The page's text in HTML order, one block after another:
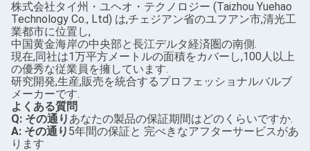
株式会社タイ州・ユヘオ・テクノロジー (Taizhou Yuehao
Technology Co., Ltd) は,チェジアン省のユフアン市,清光工
業都市に位置し,
中国黄金海岸の中央部と長江デルタ経済圏の南側.
現在,同社は1万平方メートルの面積をカバーし,100人以上
の優秀な従業員を擁しています.
研究開発,生産,販売を統合するプロフェッショナルバルブ
メーカーです.
よくある質問
Q: その通り あなたの製品の保証期間はどのくらいですか.
A: その通り 5年間の保証と 完ぺきなアフターサービスがあ
ります